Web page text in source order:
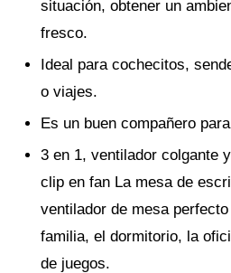
situación, obtener un
fresco.
Ideal para cochecitos,
o viajes.
Es un buen compañero
3 en 1, ventilador colgante
clip en fan La mesa de
ventilador de mesa
familia, el dormitorio, la
de juegos.